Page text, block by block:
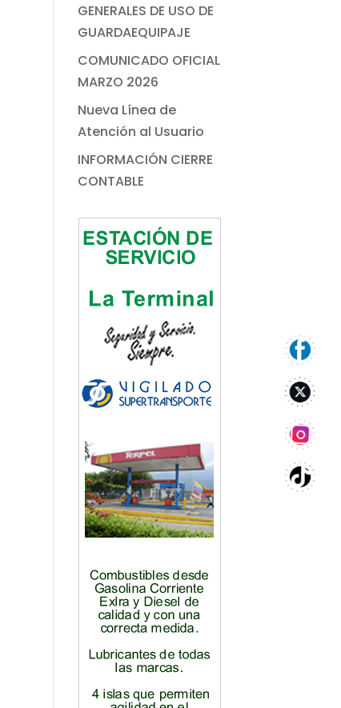
GENERALES DE USO DE
GUARDAEQUIPAJE
COMUNICADO OFICIAL
MARZO 2026
Nueva Línea de
Atención al Usuario
INFORMACIÓN CIERRE
CONTABLE